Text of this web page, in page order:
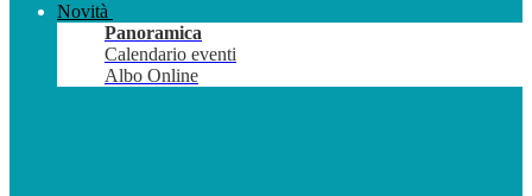
Novità
Panoramica
Calendario eventi
Albo Online